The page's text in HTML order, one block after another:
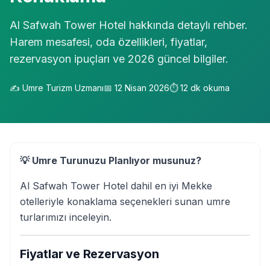
Al Safwah Tower Hotel hakkında detaylı rehber.
Harem mesafesi, oda özellikleri, fiyatlar,
rezervasyon ipuçları ve 2026 güncel bilgiler.
✍️ Umre Turizm Uzmanı📅 12 Nisan 2026⏱️12 dk okuma
💡 Umre Turunuzu Planlıyor musunuz?
Al Safwah Tower Hotel dahil en iyi Mekke
otelleriyle konaklama seçenekleri sunan umre
turlarımızı inceleyin.
Fiyatlar ve Rezervasyon